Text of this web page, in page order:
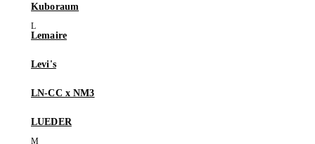
Kuboraum
Lemaire
Levi's
LN-CC x NM3
LUEDER